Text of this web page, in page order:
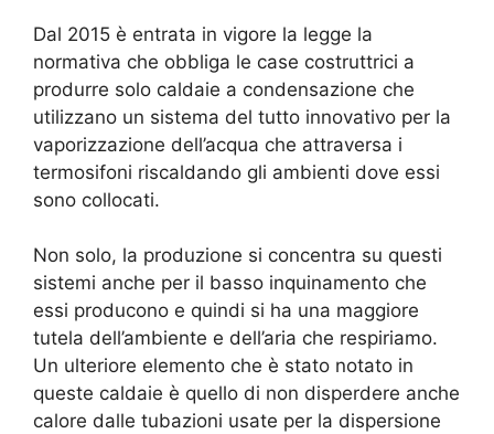
Dal 2015 è entrata in vigore la legge la
normativa che obbliga le case costruttrici a
produrre solo caldaie a condensazione che
utilizzano un sistema del tutto innovativo per la
vaporizzazione dell’acqua che attraversa i
termosifoni riscaldando gli ambienti dove essi
sono collocati.
Non solo, la produzione si concentra su questi
sistemi anche per il basso inquinamento che
essi producono e quindi si ha una maggiore
tutela dell’ambiente e dell’aria che respiriamo.
Un ulteriore elemento che è stato notato in
queste caldaie è quello di non disperdere anche
calore dalle tubazioni usate per la dispersione